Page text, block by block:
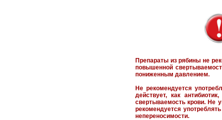
Препараты из рябины не
повышенной
пониженным давлением.
Не рекомендуется
действует, как
свертываемость крови. Не
рекомендуется
непереносимости.